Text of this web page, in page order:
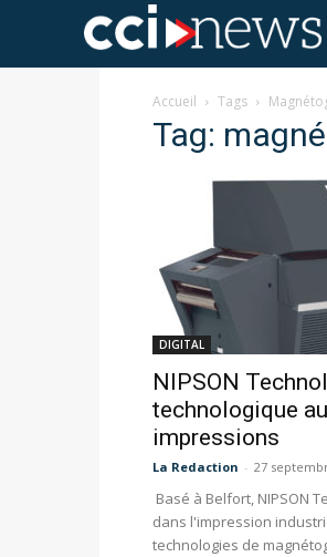
Accueil Tags
Tag:
DIGITAL
NIPSON
technologique
impressions
La Redaction - 27
Basé à Belfort, NIPSON
dans l'impression
technologies de